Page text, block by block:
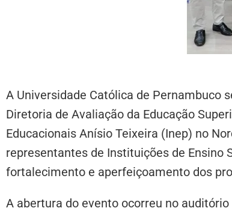
A Universidade Católica de Pernambuco
Diretoria de Avaliação da Educação
Educacionais Anísio Teixeira (Inep) no
representantes de Instituições de Ensino
fortalecimento e aperfeiçoamento dos
A abertura do evento ocorreu no